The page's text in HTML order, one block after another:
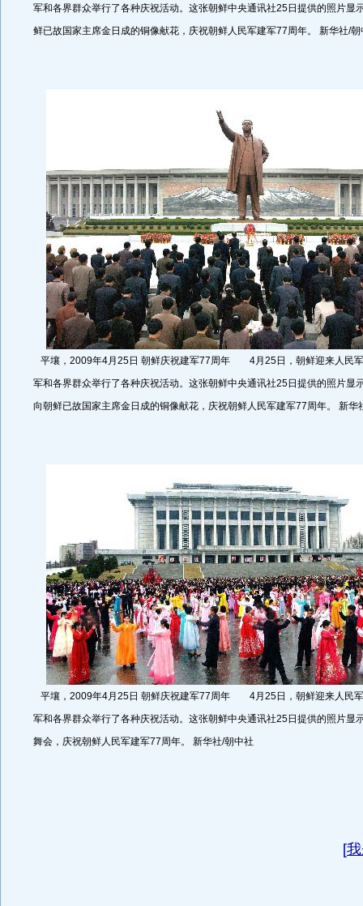
军和各界群众举行了各种庆祝活动。这张朝鲜中央通讯社25日提供的照片显
鲜已故国家主席金日成的铜像献花，庆祝朝鲜人民军建军77周年。 新华社/朝
平壤，2009年4月25日 朝鲜庆祝建军77周年 4月25日，朝鲜迎来人民
军和各界群众举行了各种庆祝活动。这张朝鲜中央通讯社25日提供的照片显
向朝鲜已故国家主席金日成的铜像献花，庆祝朝鲜人民军建军77周年。 新华
平壤，2009年4月25日 朝鲜庆祝建军77周年 4月25日，朝鲜迎来人民
军和各界群众举行了各种庆祝活动。这张朝鲜中央通讯社25日提供的照片显
舞会，庆祝朝鲜人民军建军77周年。 新华社/朝中社
[